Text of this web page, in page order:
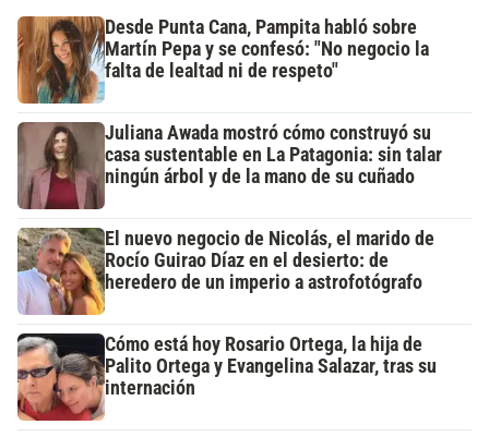
Desde Punta Cana, Pampita habló sobre
Martín Pepa y se confesó: "No negocio la
falta de lealtad ni de respeto"
Juliana Awada mostró cómo construyó su
casa sustentable en La Patagonia: sin talar
ningún árbol y de la mano de su cuñado
El nuevo negocio de Nicolás, el marido de
Rocío Guirao Díaz en el desierto: de
heredero de un imperio a astrofotógrafo
Cómo está hoy Rosario Ortega, la hija de
Palito Ortega y Evangelina Salazar, tras su
internación